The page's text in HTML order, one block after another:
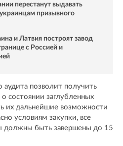
перестанут выдавать
призывного
и Латвия построят завод
с Россией и
аудита позволит получить
состоянии заглубленных
их дальнейшие возможности
условиям закупки, все
должны быть завершены до 15